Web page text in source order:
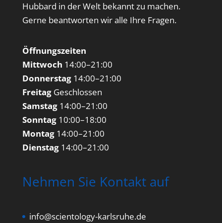
Hubbard in der Welt bekannt zu machen.
Gerne beantworten wir alle Ihre Fragen.
Öffnungszeiten
Mittwoch 14:00–21:00
Donnerstag14:00–21:00
FreitagGeschlossen
Samstag14:00–21:00
Sonntag10:00–18:00
Montag14:00–21:00
Dienstag14:00–21:00
Nehmen Sie Kontakt auf
info@scientology-karlsruhe.de